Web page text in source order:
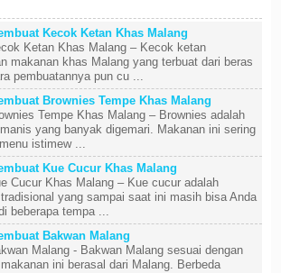
Kecok Ketan Khas Malang
Ketan Khas Malang – Kecok ketan
makanan khas Malang yang terbuat dari beras
pembuatannya pun cu ...
Brownies Tempe Khas Malang
Tempe Khas Malang – Brownies adalah
yang banyak digemari. Makanan ini sering
istimew ...
Kue Cucur Khas Malang
Cucur Khas Malang – Kue cucur adalah
yang sampai saat ini masih bisa Anda
beberapa tempa ...
Bakwan Malang
Malang - Bakwan Malang sesuai dengan
ini berasal dari Malang. Berbeda